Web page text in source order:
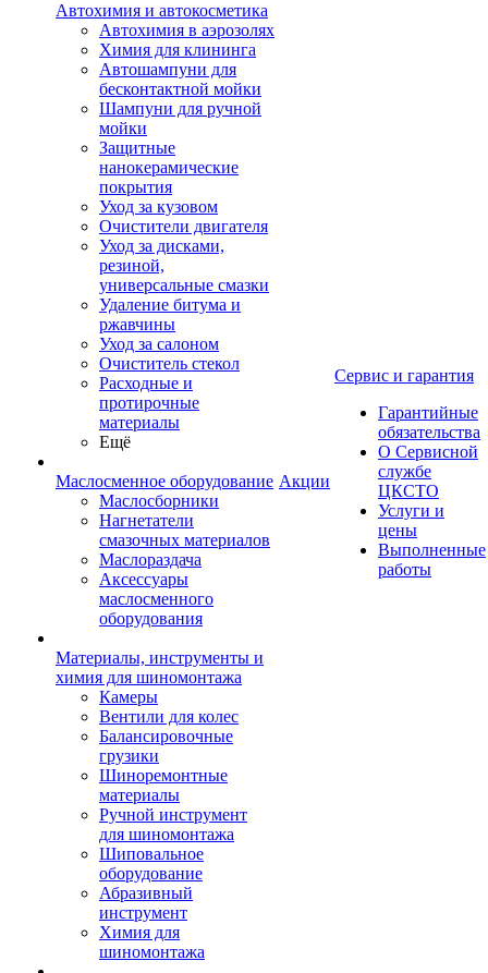
Автохимия и автокосметика
Автохимия в аэрозолях
Химия для клининга
Автошампуни для
бесконтактной мойки
Шампуни для ручной
мойки
Защитные
нанокерамические
покрытия
Уход за кузовом
Очистители двигателя
Уход за дисками,
резиной,
универсальные смазки
Удаление битума и
ржавчины
Уход за салоном
Очиститель стекол
Расходные и
протирочные
материалы
Ещё
Маслосменное оборудование
Маслосборники
Нагнетатели
смазочных материалов
Маслораздача
Аксессуары
маслосменного
оборудования
Материалы, инструменты и
химия для шиномонтажа
Камеры
Вентили для колес
Балансировочные
грузики
Шиноремонтные
материалы
Ручной инструмент
для шиномонтажа
Шиповальное
оборудование
Абразивный
инструмент
Химия для
шиномонтажа
Акции
Сервис и гарантия
Гарантийные
обязательства
О Сервисной
службе
ЦКСТО
Услуги и
цены
Выполненные
работы